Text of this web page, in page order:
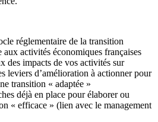
réglementaire de la transition
activités économiques françaises
des impacts de vos activités sur
leviers d’amélioration à actionner pour
transition « adaptée »
déjà en place pour élaborer ou
« efficace » (lien avec le management